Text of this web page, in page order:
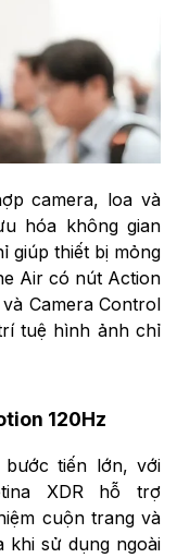
camera, loa và
hóa không gian
giúp thiết bị mỏng
Air có nút Action
Camera Control
tuệ hình ảnh chỉ
120Hz
tiến lớn, với
XDR hỗ trợ
cuộn trang và
khi sử dụng ngoài